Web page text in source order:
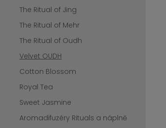
The Ritual of Jing
The Ritual of Mehr
The Ritual of Oudh
Velvet OUDH
Cotton Blossom
Royal Tea
Sweet Jasmine
Aromadifuzéry Rituals a náplně